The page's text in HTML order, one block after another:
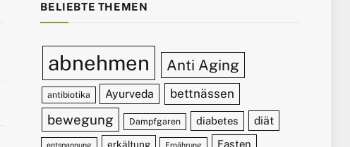
BELIEBTE THEMEN
abnehmen Anti Aging
antibiotika Ayurveda bettnässen
bewegung Dampfgaren diabetes diät
entspannung erkältung Ernährung Fasten